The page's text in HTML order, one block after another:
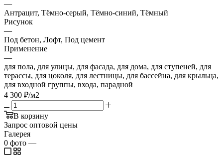
—
Антрацит, Тёмно-серый, Тёмно-синий, Тёмный
Рисунок
—
Под бетон, Лофт, Под цемент
Применение
—
для пола, для улицы, для фасада, для дома, для ступеней, для
терассы, для цоколя, для лестницы, для бассейна, для крыльца,
для входной группы, входа, парадной
4 300 ₽/м2
В корзину
Запрос оптовой цены
Галерея
0 фото —